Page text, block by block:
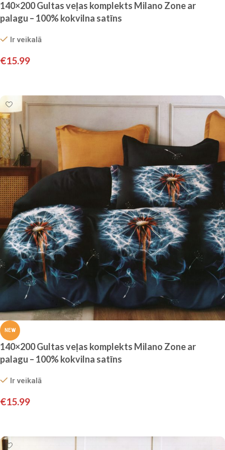
140×200 Gultas veļas komplekts Milano Zone ar
palagu – 100% kokvilna satīns
Ir veikalā
€15.99
NEW
140×200 Gultas veļas komplekts Milano Zone ar
palagu – 100% kokvilna satīns
Ir veikalā
€15.99